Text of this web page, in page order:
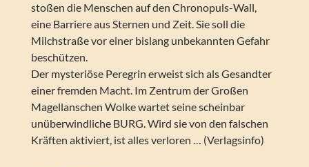
stoßen die Menschen auf den Chronopuls-Wall,
eine Barriere aus Sternen und Zeit. Sie soll die
Milchstraße vor einer bislang unbekannten Gefahr
beschützen.
Der mysteriöse Peregrin erweist sich als Gesandter
einer fremden Macht. Im Zentrum der Großen
Magellanschen Wolke wartet seine scheinbar
unüberwindliche BURG. Wird sie von den falschen
Kräften aktiviert, ist alles verloren … (Verlagsinfo)